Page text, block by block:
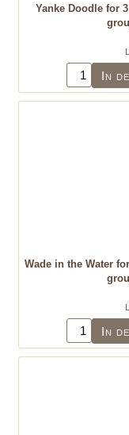
Yanke Doodle for
In
Wade in the Water
In